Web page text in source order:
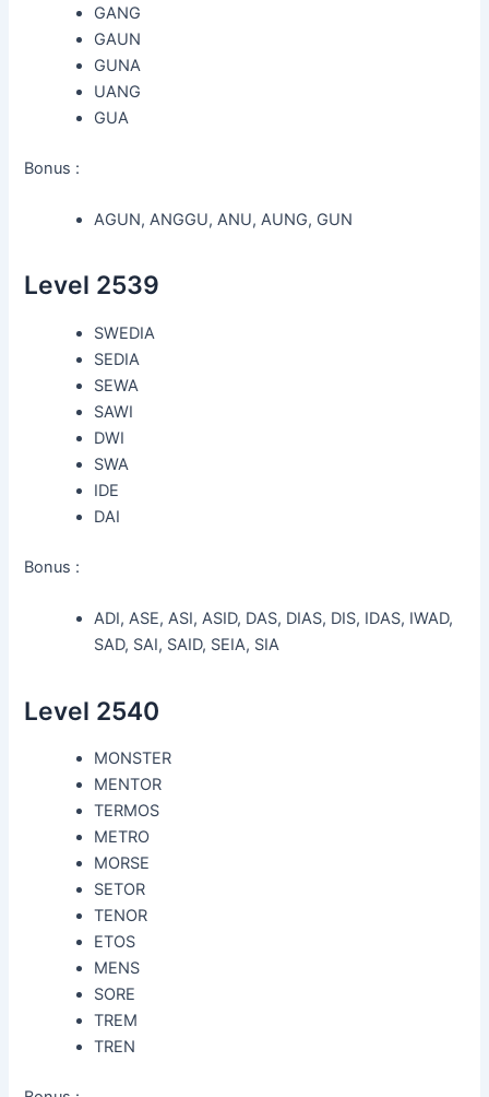
GANG
GAUN
GUNA
UANG
GUA
Bonus :
AGUN, ANGGU, ANU, AUNG, GUN
Level 2539
SWEDIA
SEDIA
SEWA
SAWI
DWI
SWA
IDE
DAI
Bonus :
ADI, ASE, ASI, ASID, DAS, DIAS, DIS, IDAS, IWAD,
SAD, SAI, SAID, SEIA, SIA
Level 2540
MONSTER
MENTOR
TERMOS
METRO
MORSE
SETOR
TENOR
ETOS
MENS
SORE
TREM
TREN